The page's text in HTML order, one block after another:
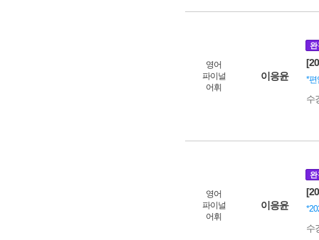
영어
파이널
어휘
이응윤
완
*편
수
영어
파이널
어휘
이응윤
완
수